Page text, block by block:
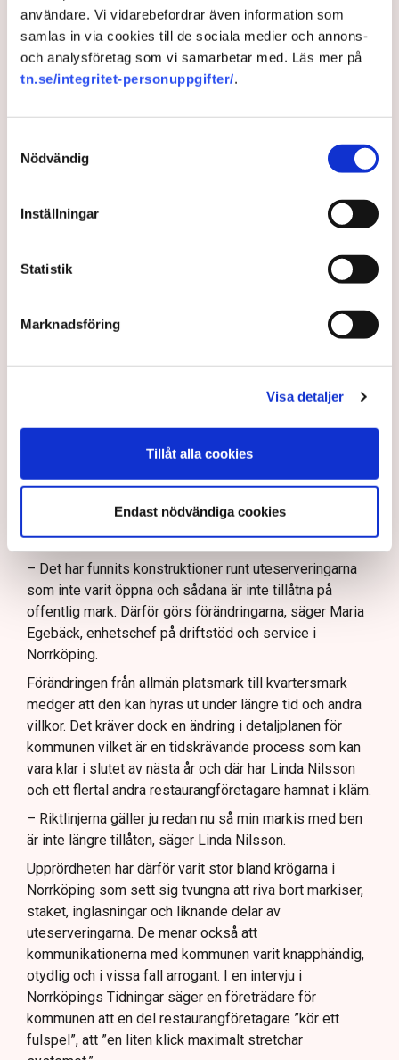
användare. Vi vidarebefordrar även information som
samlas in via cookies till de sociala medier och annons-
och analysföretag som vi samarbetar med. Läs mer på
tn.se/integritet-personuppgifter/.
Nödvändig
Inställningar
Statistik
Marknadsföring
Visa detaljer
Tillåt alla cookies
Endast nödvändiga cookies
Linda Nilsson beskriver situationen som
utpressning.
Flera krögare kritiserar kommunen för otydlig
kommunikation.
Kommunen vill skapa enhetliga regler för
Lindas Kula ställer in uteserveringen för
översyn och revidering av de regler som gäller för
ska vara enhetliga och enkla att leva upp till.
godtycklighet kring den här branschen, där kommunen
tillåtit vissa krögare att göra saker som andra inte fått
säger Johan Gustafsson, Svenskt Näringslivs
kallas allmän platsmark ändras till att bli så kallad
kvartersmark. Allmän platsmark är till för allmänheten
och kan bara upplåtas för annan verksamhet, till
inte ha alltför omfattande konstruktioner som väggar
och inglasning.
– Det har funnits konstruktioner runt uteserveringarna
som inte varit öppna och sådana är inte tillåtna på
offentlig mark. Därför görs förändringarna, säger Maria
Egebäck, enhetschef på driftstöd och service i
Norrköping.
Förändringen från allmän platsmark till kvartersmark
medger att den kan hyras ut under längre tid och andra
villkor. Det kräver dock en ändring i detaljplanen för
kommunen vilket är en tidskrävande process som kan
vara klar i slutet av nästa år och där har Linda Nilsson
och ett flertal andra restaurangföretagare hamnat i kläm.
– Riktlinjerna gäller ju redan nu så min markis med ben
är inte längre tillåten, säger Linda Nilsson.
Upprördheten har därför varit stor bland krögarna i
Norrköping som sett sig tvungna att riva bort markiser,
staket, inglasningar och liknande delar av
uteserveringarna. De menar också att
kommunikationerna med kommunen varit knapphändig,
otydlig och i vissa fall arrogant. I en intervju i
Norrköpings Tidningar säger en företrädare för
kommunen att en del restaurangföretagare ”kör ett
fulspel”, att ”en liten klick maximalt stretchar